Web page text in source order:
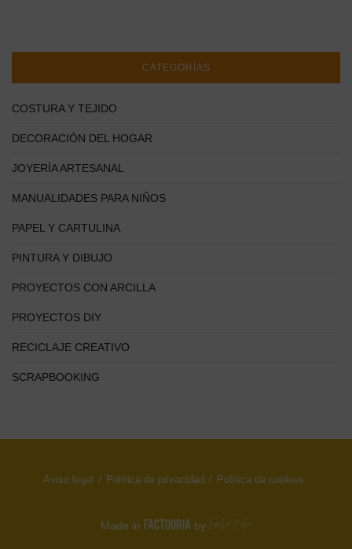
CATEGORÍAS
COSTURA Y TEJIDO
DECORACIÓN DEL HOGAR
JOYERÍA ARTESANAL
MANUALIDADES PARA NIÑOS
PAPEL Y CARTULINA
PINTURA Y DIBUJO
PROYECTOS CON ARCILLA
PROYECTOS DIY
RECICLAJE CREATIVO
SCRAPBOOKING
Aviso legal Política de privacidad Política de cookies
Made in FACTOORIA by